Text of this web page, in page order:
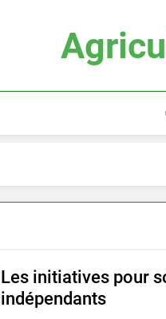
Les initiatives pour
indépendants